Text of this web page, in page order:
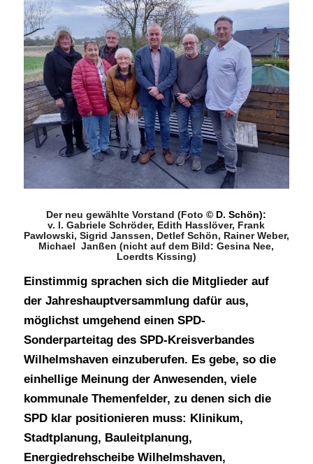
Der neu gewählte Vorstand (Foto© D. Schön):
v. l. Gabriele Schröder, Edith Hasslöver, Frank
Pawlowski, Sigrid Janssen, Detlef Schön, Rainer Weber,
Michael Janßen (nicht auf dem Bild: Gesina Nee,
Loerdts Kissing)
Einstimmig sprachen sich die Mitglieder auf
der Jahreshauptversammlung dafür aus,
möglichst umgehend einen SPD-
Sonderparteitag des SPD-Kreisverbandes
Wilhelmshaven einzuberufen. Es gebe, so die
einhellige Meinung der Anwesenden, viele
kommunale Themenfelder, zu denen sich die
SPD klar positionieren muss: Klinikum,
Stadtplanung, Bauleitplanung,
Energiedrehscheibe Wilhelmshaven,